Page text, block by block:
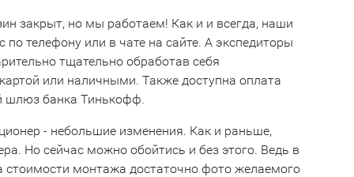
закрыт, но мы работаем! Как и и всегда, наши
телефону или в чате на сайте. А экспедиторы
тщательно обработав себя
или наличными. Также доступна оплата
шлюз банка Тинькофф.
- небольшие изменения. Как и раньше,
Но сейчас можно обойтись и без этого. Ведь в
стоимости монтажа достаточно фото желаемого